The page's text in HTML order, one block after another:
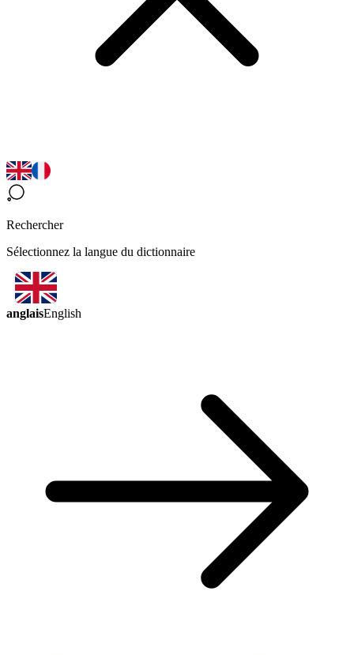
Rechercher
Sélectionnez la langue du dictionnaire
anglaisEnglish